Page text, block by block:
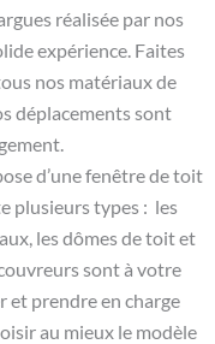
réalisée par nos
expérience. Faites
nos matériaux de
déplacements sont
d’une fenêtre de toit
plusieurs types : les
les dômes de toit et
sont à votre
et prendre en charge
au mieux le modèle